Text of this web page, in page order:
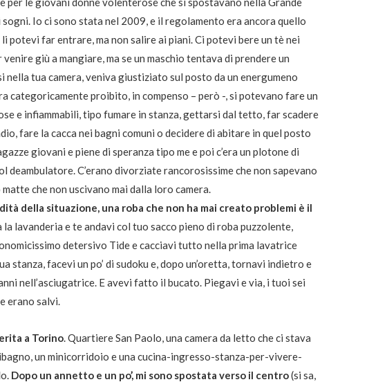
Io ci sono stata nel 2009, e il regolamento era ancora quello
potevi far entrare, ma non salire ai piani. Ci potevi bere un tè nei
giù a mangiare, ma se un maschio tentava di prendere un
nella tua camera, veniva giustiziato sul posto da un energumeno
categoricamente proibito, in compenso – però -, si potevano fare un
e infiammabili, tipo fumare in stanza, gettarsi dal tetto, far scadere
fare la cacca nei bagni comuni o decidere di abitare in quel posto
giovani e piene di speranza tipo me e poi c’era un plotone di
C’erano divorziate rancorosissime che non sapevano
che non uscivano mai dalla loro camera.
della situazione, una roba che non ha mai creato problemi è il
la lavanderia e te andavi col tuo sacco pieno di roba puzzolente,
detersivo Tide e cacciavi tutto nella prima lavatrice
stanza, facevi un po’ di sudoku e, dopo un’oretta, tornavi indietro e
nell’asciugatrice. E avevi fatto il bucato. Piegavi e via, i tuoi sei
erano salvi.
a Torino. Quartiere San Paolo, una camera da letto che ci stava
un minicorridoio e una cucina-ingresso-stanza-per-vivere-
Dopo un annetto e un po’, mi sono spostata verso il centro(si sa,